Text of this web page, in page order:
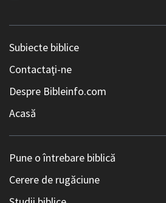
Subiecte biblice
Contactaţi-ne
Despre Bibleinfo.com
Acasă
Pune o întrebare biblică
Cerere de rugăciune